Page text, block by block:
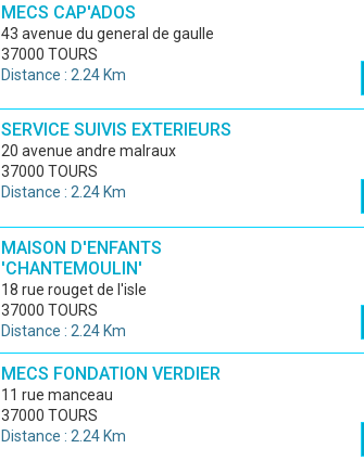
MECS CAP'ADOS
43 avenue du general de gaulle
37000 TOURS
Distance : 2.24 Km
SERVICE SUIVIS EXTERIEURS
20 avenue andre malraux
37000 TOURS
Distance : 2.24 Km
MAISON D'ENFANTS
'CHANTEMOULIN'
18 rue rouget de l'isle
37000 TOURS
Distance : 2.24 Km
MECS FONDATION VERDIER
11 rue manceau
37000 TOURS
Distance : 2.24 Km